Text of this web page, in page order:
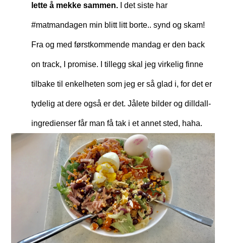
lette å mekke sammen. I det siste har
#matmandagen min blitt litt borte.. synd og skam!
Fra og med førstkommende mandag er den back
on track, I promise. I tillegg skal jeg virkelig finne
tilbake til enkelheten som jeg er så glad i, for det er
tydelig at dere også er det. Jålete bilder og dilldall-
ingredienser får man få tak i et annet sted, haha.